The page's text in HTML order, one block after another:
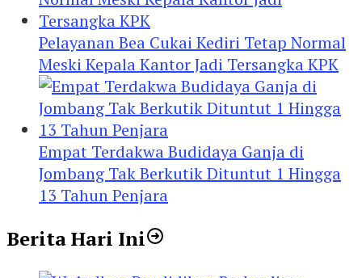
Pelayanan Bea Cukai Kediri Tetap Normal
Meski Kepala Kantor Jadi Tersangka KPK
Empat Terdakwa Budidaya Ganja di
Jombang Tak Berkutik Dituntut 1 Hingga
13 Tahun Penjara
Berita Hari Ini